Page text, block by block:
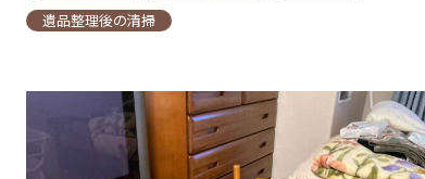
遺品整理後の清掃